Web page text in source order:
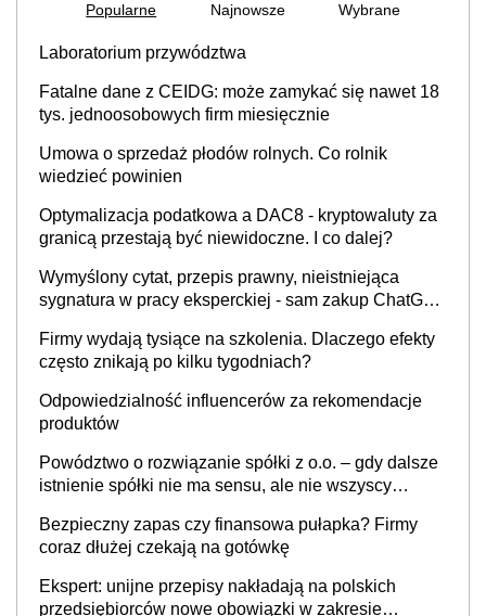
Popularne Najnowsze Wybrane
Laboratorium przywództwa
Fatalne dane z CEIDG: może zamykać się nawet 18
tys. jednoosobowych firm miesięcznie
Umowa o sprzedaż płodów rolnych. Co rolnik
wiedzieć powinien
Optymalizacja podatkowa a DAC8 - kryptowaluty za
granicą przestają być niewidoczne. I co dalej?
Wymyślony cytat, przepis prawny, nieistniejąca
sygnatura w pracy eksperckiej - sam zakup ChatGPT
Firmy wydają tysiące na szkolenia. Dlaczego efekty
często znikają po kilku tygodniach?
Odpowiedzialność influencerów za rekomendacje
produktów
Powództwo o rozwiązanie spółki z o.o. – gdy dalsze
istnienie spółki nie ma sensu, ale nie wszyscy
Bezpieczny zapas czy finansowa pułapka? Firmy
coraz dłużej czekają na gotówkę
Ekspert: unijne przepisy nakładają na polskich
przedsiębiorców nowe obowiązki w zakresie